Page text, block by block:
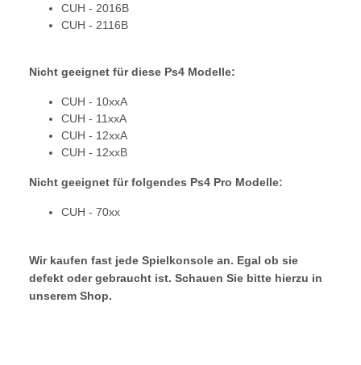
CUH - 2016B
CUH - 2116B
Nicht geeignet für diese Ps4 Modelle:
CUH - 10xxA
CUH - 11xxA
CUH - 12xxA
CUH - 12xxB
Nicht geeignet für folgendes Ps4 Pro Modelle:
CUH - 70xx
Wir kaufen fast jede Spielkonsole an. Egal ob sie
defekt oder gebraucht ist. Schauen Sie bitte hierzu in
unserem Shop.